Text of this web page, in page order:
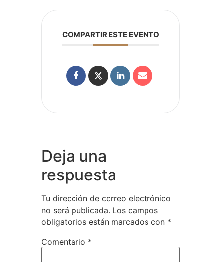
COMPARTIR ESTE EVENTO
Deja una
respuesta
Tu dirección de correo electrónico
no será publicada. Los campos
obligatorios están marcados con *
Comentario *